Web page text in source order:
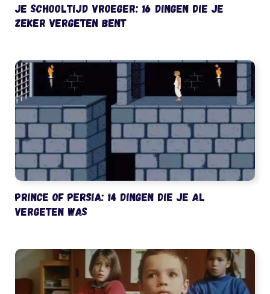
Je schooltijd vroeger: 16 dingen die je
zeker vergeten bent
Prince of Persia: 14 dingen die je al
vergeten was